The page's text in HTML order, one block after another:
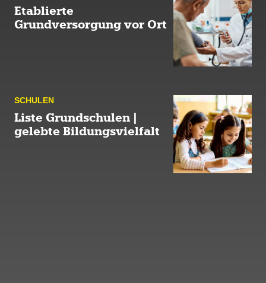
Etablierte
Grundversorgung vor Ort
SCHULEN
Liste Grundschulen |
gelebte Bildungsvielfalt